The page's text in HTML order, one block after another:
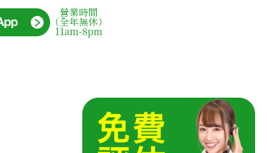
營業時間
（全年無休）
11am-8pm